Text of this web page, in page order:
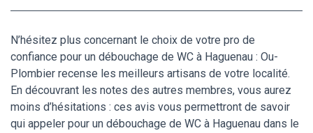
N’hésitez plus concernant le choix de votre pro de
confiance pour un débouchage de WC à Haguenau : Ou-
Plombier recense les meilleurs artisans de votre localité.
En découvrant les notes des autres membres, vous aurez
moins d’hésitations : ces avis vous permettront de savoir
qui appeler pour un débouchage de WC à Haguenau dans le